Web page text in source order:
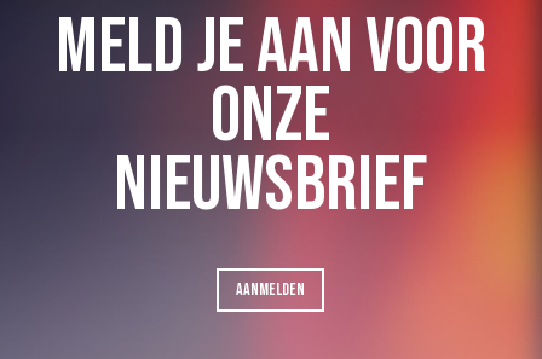
MELD JE AAN VOOR
ONZE
NIEUWSBRIEF
AANMELDEN